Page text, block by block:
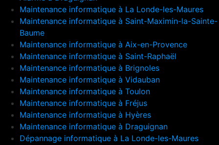
Maintenance informatique à La Londe-les-Maures
Maintenance informatique à Saint-Maximin-la-Sainte-
Baume
Maintenance informatique à Aix-en-Provence
Maintenance informatique à Saint-Raphaël
Maintenance informatique à Brignoles
Maintenance informatique à Vidauban
Maintenance informatique à Toulon
Maintenance informatique à Fréjus
Maintenance informatique à Hyères
Maintenance informatique à Draguignan
Dépannage informatique à La Londe-les-Maures